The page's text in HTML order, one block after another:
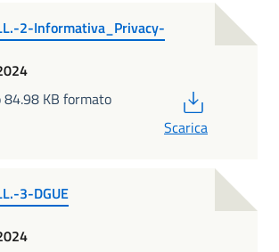
2-Informativa_Privacy-
KB formato
Scarica
3-DGUE